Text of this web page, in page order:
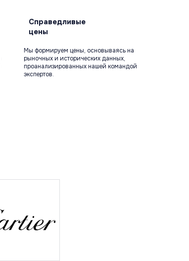
Справедливые
цены
Мы формируем цены, основываясь на
рыночных и исторических данных,
проанализированных нашей командой
экспертов.